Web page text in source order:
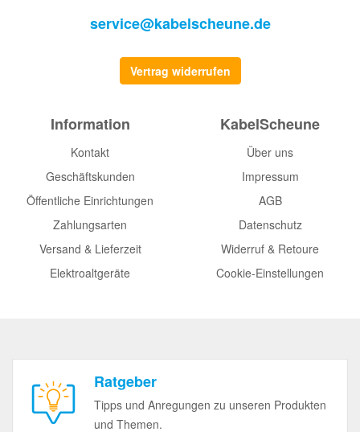
service@kabelscheune.de
Vertrag widerrufen
Information
Kontakt
Geschäftskunden
Öffentliche Einrichtungen
Zahlungsarten
Versand & Lieferzeit
Elektroaltgeräte
KabelScheune
Über uns
Impressum
AGB
Datenschutz
Widerruf & Retoure
Cookie-Einstellungen
Ratgeber
Tipps und Anregungen zu unseren Produkten
und Themen.